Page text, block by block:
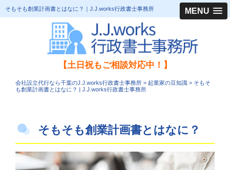
MENU
そもそも創業計画書とはなに？｜J.J.works行政書士事務所
【土日祝もご相談対応中！】
会社設立代行なら千葉のJ.J.works行政書士事務所 > 起業家の豆知識 > そもそ
も創業計画書とはなに？ | J.J.works行政書士事務所
そもそも創業計画書とはなに？